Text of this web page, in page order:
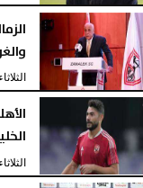
الثلاثاء، 4 أغسطس
الثلاثاء، 4 أغسطس